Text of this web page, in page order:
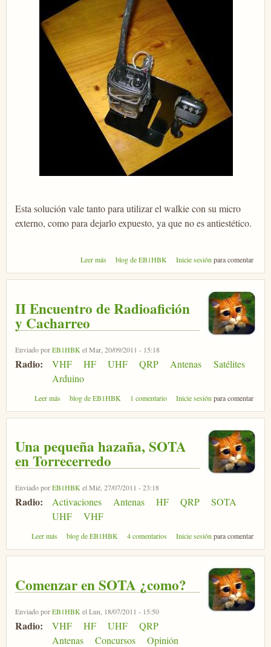
Esta solución vale tanto para utilizar el walkie con su micro
externo, como para dejarlo expuesto, ya que no es antiestético.
Leer más sobre Soporte para Walkie-Talkie
blog de EB1HBK Inicie sesiónpara comentar
II Encuentro de Radioafición
y Cacharreo
Enviado porEB1HBK el Mar, 20/09/2011 - 15:18
Radio: VHF HF UHF QRP Antenas
Satélites
Arduino
Leer más sobre II Encuentro de Radioafición y Cacharreo
blog de EB1HBK 1 comentario Inicie sesión para comentar
Una pequeña hazaña, SOTA
en Torrecerredo
Enviado porEB1HBKel Mié, 27/07/2011 - 23:18
Radio: Activaciones Antenas HF QRP
SOTA
UHF
VHF
Leer más sobre Una pequeña hazaña, SOTA en Torrecerredo
blog de EB1HBK 4 comentarios Inicie sesiónpara comentar
Comenzar en SOTA ¿como?
Enviado porEB1HBK el Lun, 18/07/2011 - 15:50
Radio: VHF HF UHF
QRP
Antenas
Concursos
Opinión